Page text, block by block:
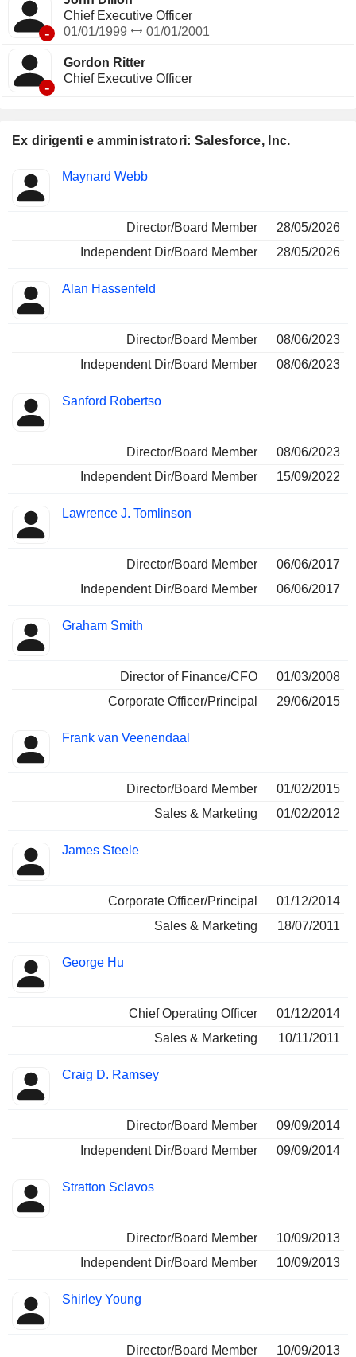
Ex dirigenti e amministratori: Salesforce, Inc.
Insider
Posizioni
ricoperte
Maynard Webb
Director/Board Member
28/05/2026
Independent Dir/Board Member
28/05/2026
Alan Hassenfeld
Director/Board Member
08/06/2023
Independent Dir/Board Member
08/06/2023
Sanford Robertso
Director/Board Member
08/06/2023
Independent Dir/Board Member
15/09/2022
Lawrence J. Tomlinson
Director/Board Member
06/06/2017
Independent Dir/Board Member
06/06/2017
Graham Smith
Director of Finance/CFO
01/03/2008
Corporate Officer/Principal
29/06/2015
Frank van Veenendaal
Director/Board Member
01/02/2015
Sales & Marketing
01/02/2012
James Steele
Corporate Officer/Principal
01/12/2014
Sales & Marketing
18/07/2011
George Hu
Chief Operating Officer
01/12/2014
Sales & Marketing
10/11/2011
Craig D. Ramsey
Director/Board Member
09/09/2014
Independent Dir/Board Member
09/09/2014
Stratton Sclavos
Director/Board Member
10/09/2013
Independent Dir/Board Member
10/09/2013
Shirley Young
Director/Board Member
10/09/2013
-
Chief Executive Officer
01/01/1999
01/01/2001
-
Gordon Ritter
Chief Executive Officer